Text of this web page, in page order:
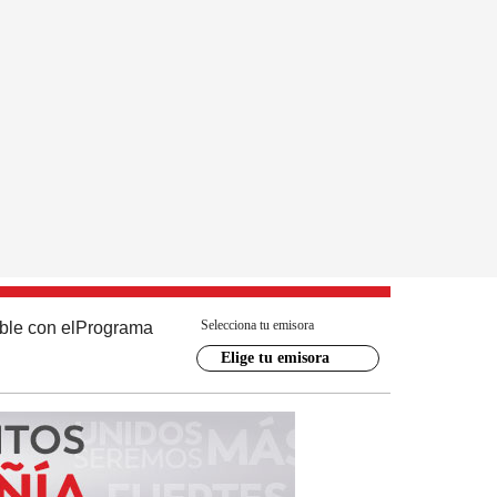
con el Programa Selecciona tu emisora
Elige tu emisora